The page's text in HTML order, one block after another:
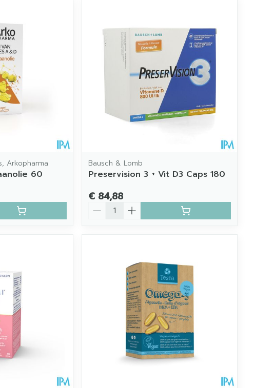
Arkopharma
60
Bausch & Lomb
Preservision 3 + Vit D3 Caps 180
€ 84,88
Aantal